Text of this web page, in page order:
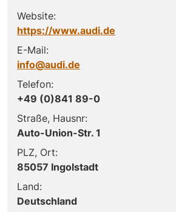
Website:
https://www.audi.de
E-Mail:
info@audi.de
Telefon:
+49 (0)841 89-0
Straße, Hausnr:
Auto-Union-Str. 1
PLZ, Ort:
85057 Ingolstadt
Land:
Deutschland